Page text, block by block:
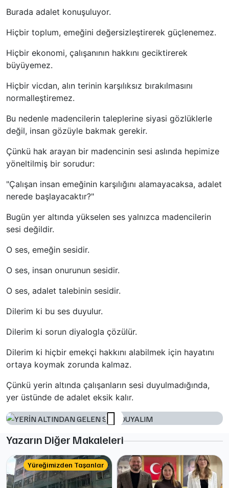
Burada adalet konuşuluyor.
Hiçbir toplum, emeğini değersizleştirerek güçlenemez.
Hiçbir ekonomi, çalışanının hakkını geciktirerek
büyüyemez.
Hiçbir vicdan, alın terinin karşılıksız bırakılmasını
normalleştiremez.
Bu nedenle madencilerin taleplerine siyasi gözlüklerle
değil, insan gözüyle bakmak gerekir.
Çünkü hak arayan bir madencinin sesi aslında hepimize
yöneltilmiş bir sorudur:
"Çalışan insan emeğinin karşılığını alamayacaksa, adalet
nerede başlayacaktır?"
Bugün yer altında yükselen ses yalnızca madencilerin
sesi değildir.
O ses, emeğin sesidir.
O ses, insan onurunun sesidir.
O ses, adalet talebinin sesidir.
Dilerim ki bu ses duyulur.
Dilerim ki sorun diyalogla çözülür.
Dilerim ki hiçbir emekçi hakkını alabilmek için hayatını
ortaya koymak zorunda kalmaz.
Çünkü yerin altında çalışanların sesi duyulmadığında,
yer üstünde de adalet eksik kalır.
Yazarın Diğer Makaleleri
Yüreğimizden Taşanlar